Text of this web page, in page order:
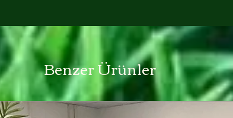
Benzer Ürünler